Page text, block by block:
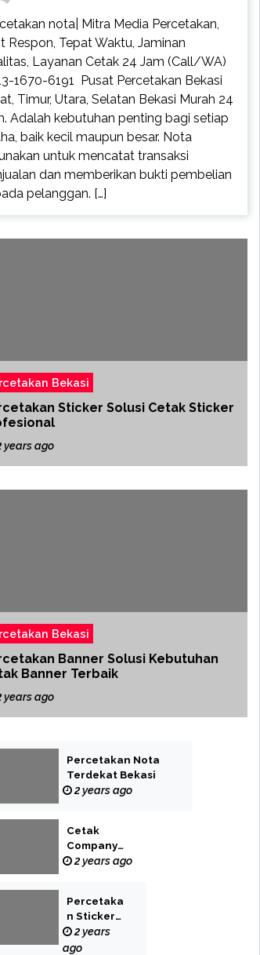
nota| Mitra Media Percetakan,
Respon, Tepat Waktu, Jaminan
Layanan Cetak 24 Jam (Call/WA)
1670-6191 Pusat Percetakan Bekasi
Timur, Utara, Selatan Bekasi Murah 24
Adalah kebutuhan penting bagi setiap
baik kecil maupun besar. Nota
untuk mencatat transaksi
dan memberikan bukti pembelian
pelanggan. […]
Bekasi
Sticker Solusi Cetak Sticker
years ago
Bekasi
Banner Solusi Kebutuhan
Banner Terbaik
years ago
Percetakan Nota
Terdekat Bekasi
2 years ago
Cetak
Company
Profile Bekasi
2 years ago
Percetaka
n Sticker
Label
2 years
ago